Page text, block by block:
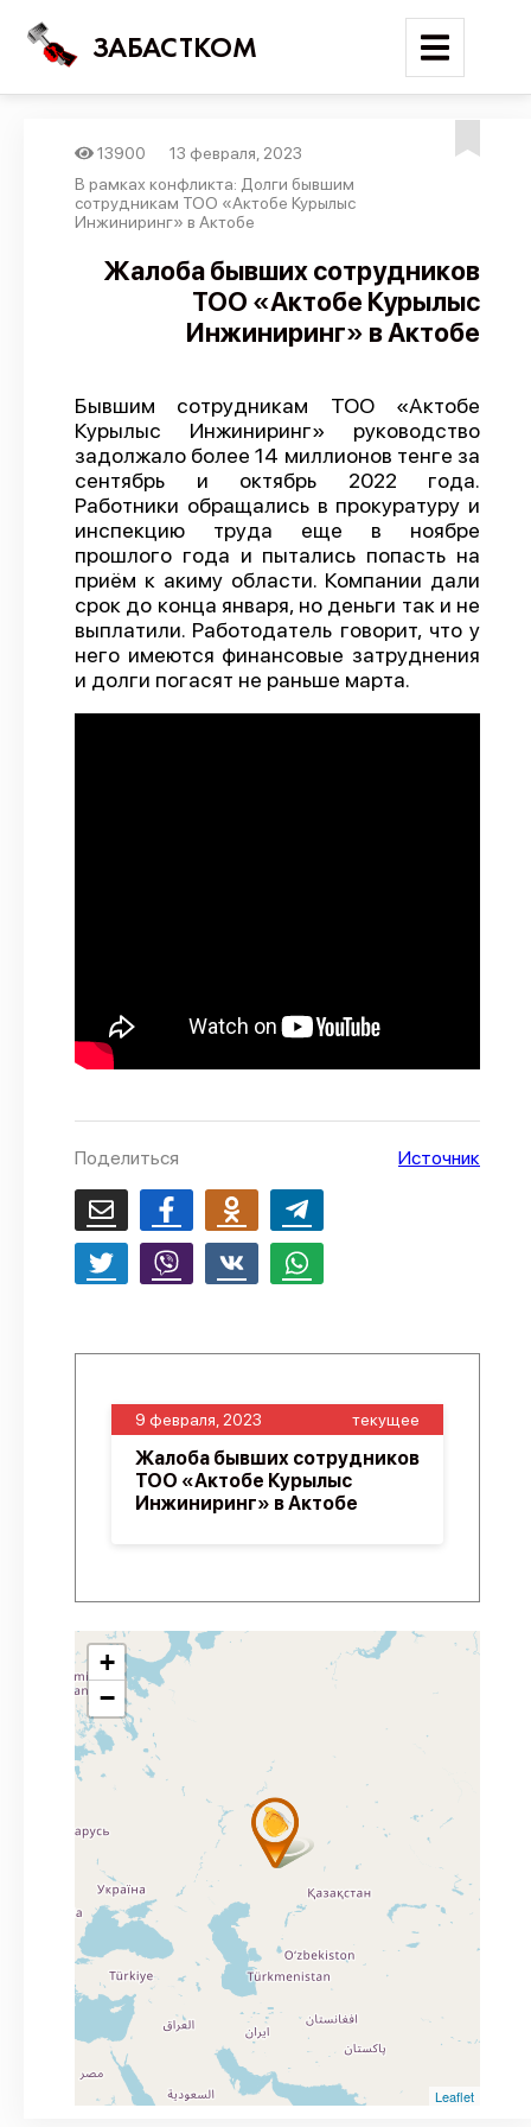
ЗАБАСТКОМ
Войти
Новости
Карта событий
Отчеты
Предложить публикацию
Справочник
API
О проекте
Политика конфиденциальности
13900
13 февраля, 2023
В рамках конфликта: Долги бывшим
сотрудникам ТОО «Актобе Курылыс
Инжиниринг» в Актобе
Жалоба бывших сотрудников
ТОО «Актобе Курылыс
Инжиниринг» в Актобе
Бывшим сотрудникам ТОО «Актобе
Курылыс Инжиниринг» руководство
задолжало более 14 миллионов тенге за
сентябрь и октябрь 2022 года.
Работники обращались в прокуратуру и
инспекцию труда еще в ноябре
прошлого года и пытались попасть на
приём к акиму области. Компании дали
срок до конца января, но деньги так и не
выплатили. Работодатель говорит, что у
него имеются финансовые затруднения
и долги погасят не раньше марта.
Поделиться Источник
9 февраля, 2023 текущее
Жалоба бывших сотрудников
ТОО «Актобе Курылыс
Инжиниринг» в Актобе
+
−
Leaflet